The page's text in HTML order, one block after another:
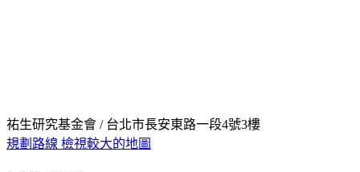
祐生研究基金會 / 台北市長安東路一段4號3樓
規劃路線 檢視較大的地圖